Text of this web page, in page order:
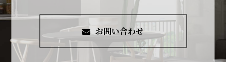
お問い合わせ